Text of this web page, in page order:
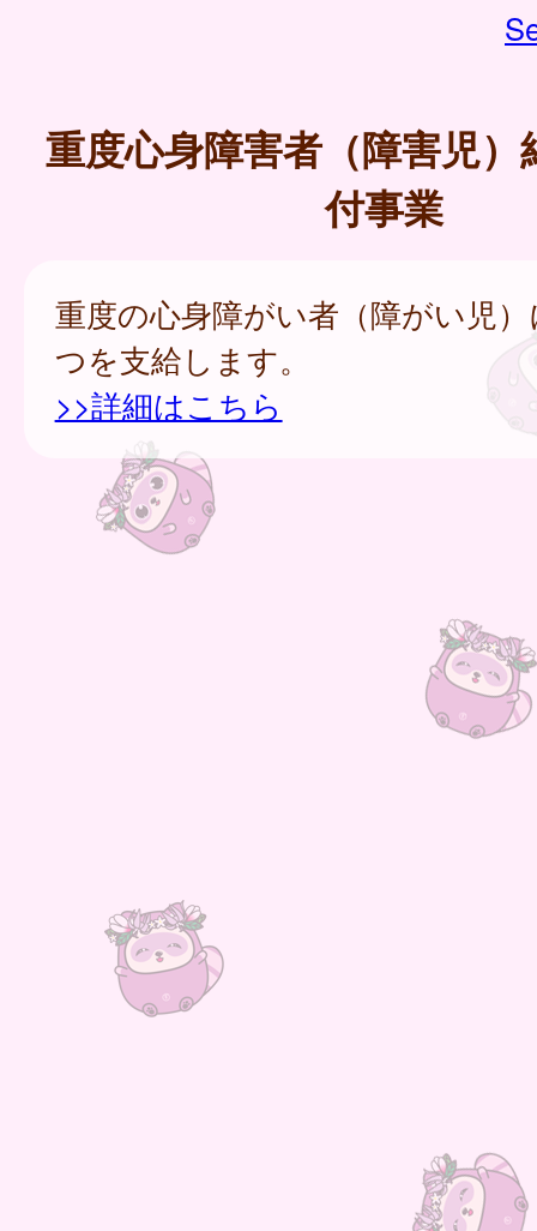
重度心身障害者（障害児
付事業
重度の心身障がい者（障がい児
つを支給します。
>>詳細はこちら